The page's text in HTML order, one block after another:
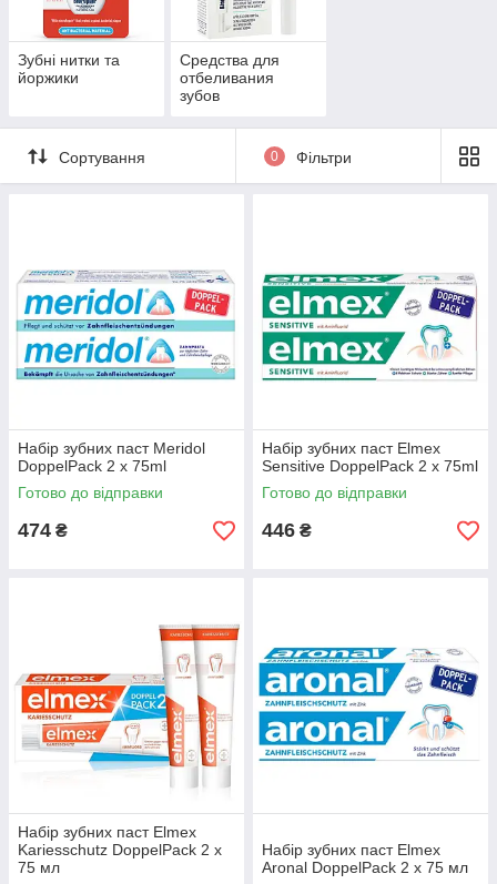
Зубні нитки та
йоржики
Средства для
отбеливания
зубов
Сортування 0 Фільтри
Набір зубних паст Meridol
DoppelPack 2 х 75ml
Готово до відправки
474 ₴
Набір зубних паст Elmex
Sensitive DoppelPack 2 х 75ml
Готово до відправки
446 ₴
Набір зубних паст Elmex
Kariesschutz DoppelPack 2 х
75 мл
Набір зубних паст Elmex
Aronal DoppelPack 2 х 75 мл